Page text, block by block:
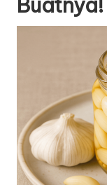
Buatnya!